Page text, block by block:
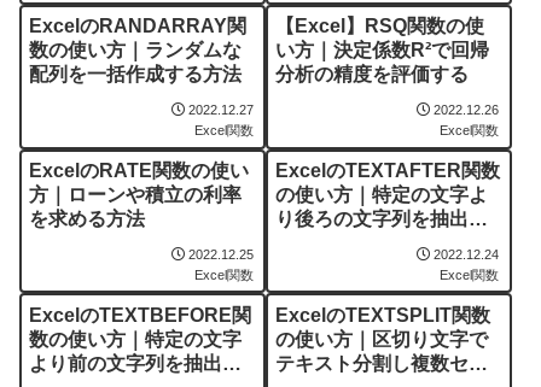
ExcelのRANDARRAY関
数の使い方｜ランダムな
配列を一括作成する方法
2022.12.27
Excel関数
【Excel】RSQ関数の使
い方｜決定係数R²で回帰
分析の精度を評価する
2022.12.26
Excel関数
ExcelのRATE関数の使い
方｜ローンや積立の利率
を求める方法
2022.12.25
Excel関数
ExcelのTEXTAFTER関数
の使い方｜特定の文字よ
り後ろの文字列を抽出す
2022.12.24
Excel関数
ExcelのTEXTBEFORE関
数の使い方｜特定の文字
より前の文字列を抽出す
ExcelのTEXTSPLIT関数
の使い方｜区切り文字で
テキスト分割し複数セル